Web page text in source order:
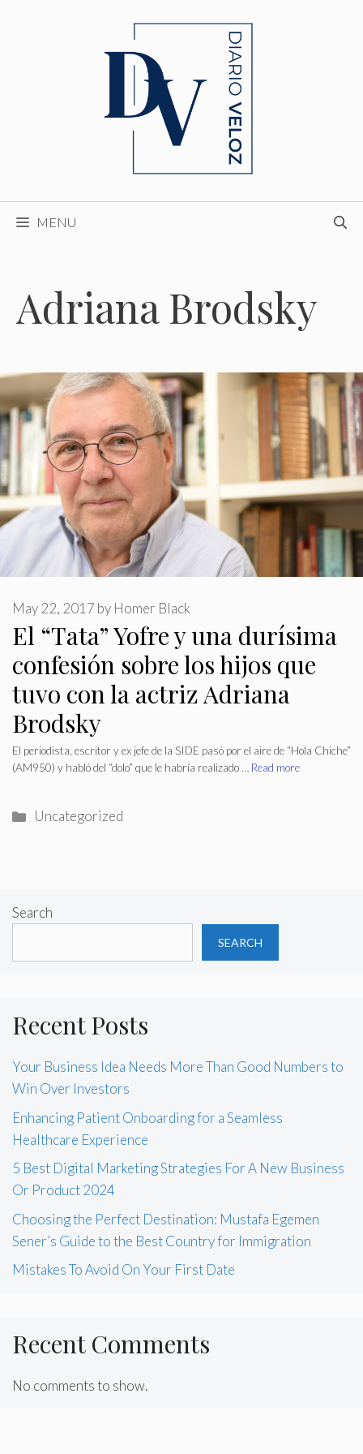
MENU
Adriana Brodsky
El “Tata” Yofre y una durísima
confesión sobre los hijos que
tuvo con la actriz Adriana
Brodsky
May 22, 2017 by Homer Black
El periodista, escritor y ex jefe de la SIDE pasó por el aire de “Hola Chiche”
(AM950) y habló del “dolo” que le habría realizado … Read more
Categories
Uncategorized
Search
SEARCH
Recent Posts
Your Business Idea Needs More Than Good Numbers to
Win Over Investors
Enhancing Patient Onboarding for a Seamless
Healthcare Experience
5 Best Digital Marketing Strategies For A New Business
Or Product 2024
Choosing the Perfect Destination: Mustafa Egemen
Sener’s Guide to the Best Country for Immigration
Mistakes To Avoid On Your First Date
Recent Comments
No comments to show.